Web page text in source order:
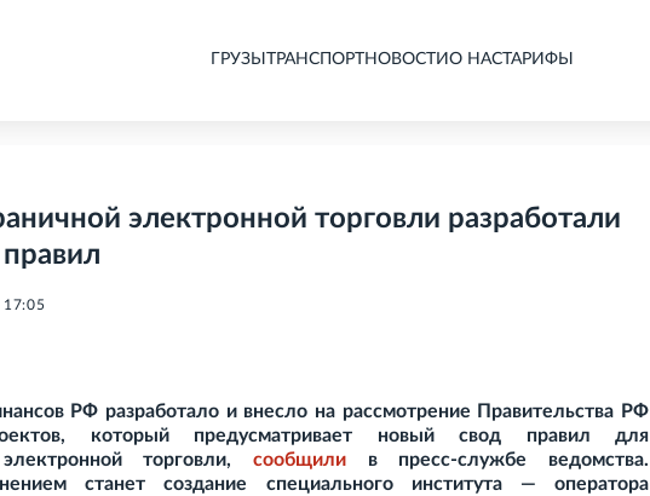
ГРУЗЫ ТРАНСПОРТНОВОСТИ О НАСТАРИФЫ
электронной торговли разработали
17:05
РФ разработало и внесло на рассмотрение Правительства РФ
который предусматривает новый свод правил для
электронной торговли, сообщили в пресс-службе ведомства.
станет создание специального института — оператора